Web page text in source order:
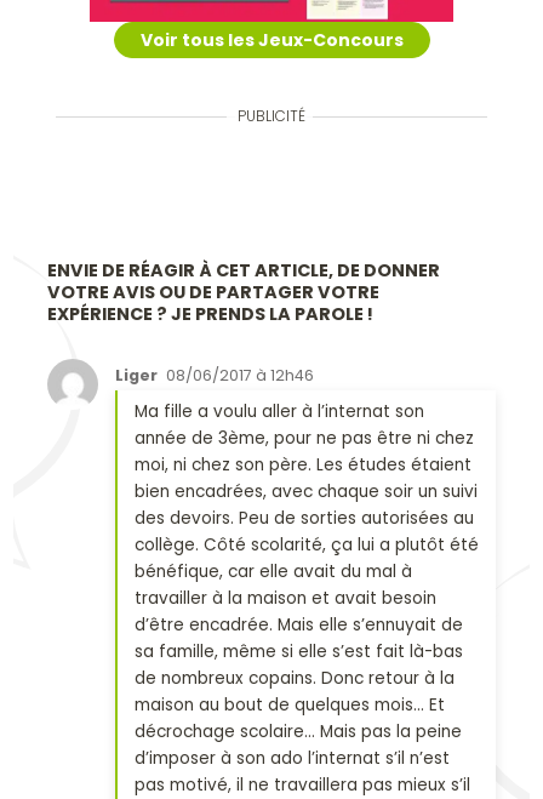
Voir tous les Jeux-Concours
PUBLICITÉ
ENVIE DE RÉAGIR À CET ARTICLE, DE DONNER
VOTRE AVIS OU DE PARTAGER VOTRE
EXPÉRIENCE ? JE PRENDS LA PAROLE !
Liger 08/06/2017 à 12h46
Ma fille a voulu aller à l’internat son
année de 3ème, pour ne pas être ni chez
moi, ni chez son père. Les études étaient
bien encadrées, avec chaque soir un suivi
des devoirs. Peu de sorties autorisées au
collège. Côté scolarité, ça lui a plutôt été
bénéfique, car elle avait du mal à
travailler à la maison et avait besoin
d’être encadrée. Mais elle s’ennuyait de
sa famille, même si elle s’est fait là-bas
de nombreux copains. Donc retour à la
maison au bout de quelques mois… Et
décrochage scolaire… Mais pas la peine
d’imposer à son ado l’internat s’il n’est
pas motivé, il ne travaillera pas mieux s’il